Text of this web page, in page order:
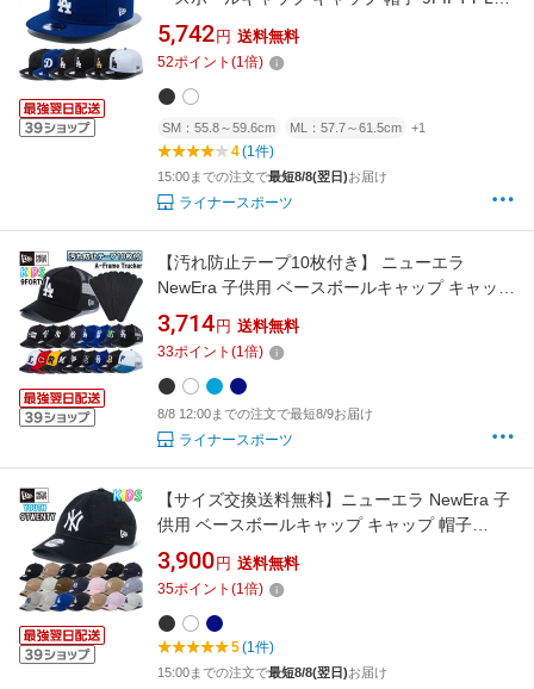
ロサンゼルス ドジャース MLB アジャスタブル
9FIFTY-LA
5,742 円 送料無料
52ポイント (1倍)
SM：55.8～59.6cm ML：57.7～61.5cm +1
4(1件)
15:00までの注文で最短8/8(翌日)お届け
ライナースポーツ
【汚れ防止テープ10枚付き】 ニューエラ
NewEra 子供用 ベースボールキャップ キャップ
帽子 Youth MLB NPB 9FORTY A-Frame トラッ
カー メッシュキャップ 正規品 LS-Y-9FORTY-
AT
3,714 円 送料無料
33ポイント (1倍)
8/8 12:00までの注文で最短8/9お届け
ライナースポーツ
【サイズ交換送料無料】ニューエラ NewEra 子
供用 ベースボールキャップ キャップ 帽子
Youth 9TWENTY アジャスタブル 手洗い可 NY
LA 正規品 Y-9TWENTY
3,900 円 送料無料
35ポイント (1倍)
5(1件)
15:00までの注文で最短8/8(翌日)お届け